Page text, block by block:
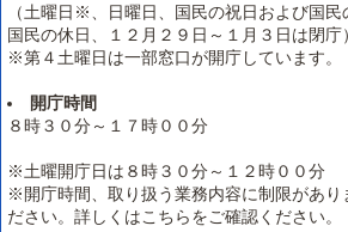
（土曜日※、日曜日、国民の祝日および国民
国民の休日、１２月２９日～１月３日は閉庁）
※第４土曜日は一部窓口が開庁しています。
開庁時間
８時３０分～１７時００分
※土曜開庁日は８時３０分～１２時００分
※開庁時間、取り扱う業務内容に制限があり
ださい。詳しくはこちらをご確認ください。